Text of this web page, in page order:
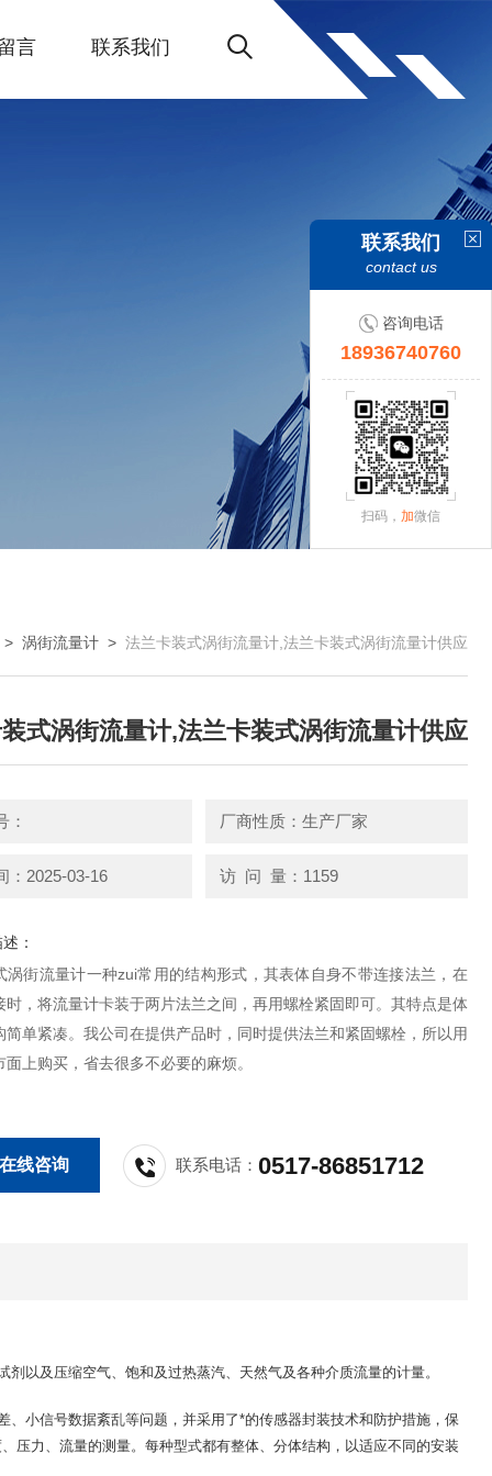
言 联系我们
涡街流量计 > 法兰卡装式涡街流量计,法兰卡装式涡街流量计供应
式涡街流量计,法兰卡装式涡街流量计供应
： 厂商性质：生产厂家
：2025-03-16 访 问 量：1159
：
涡街流量计一种zui常用的结构形式，其表体自身不带连接法兰，在
时，将流量计卡装于两片法兰之间，再用螺栓紧固即可。其特点是体
简单紧凑。我公司在提供产品时，同时提供法兰和紧固螺栓，所以用
上购买，省去很多不必要的麻烦。
线咨询 联系电话：0517-86851712
以及压缩空气、饱和及过热蒸汽、天然气及各种介质流量的计量。
小信号数据紊乱等问题，并采用了*的传感器封装技术和防护措施，保
压力、流量的测量。每种型式都有整体、分体结构，以适应不同的安装
联系我们
contact us
咨询电话
18936740760
扫码， 加微信